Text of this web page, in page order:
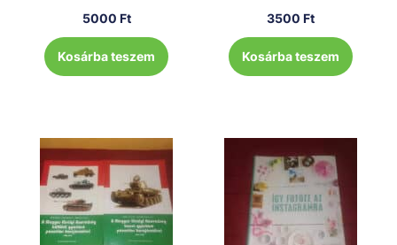
5000 Ft
Kosárba teszem
3500 Ft
Kosárba teszem